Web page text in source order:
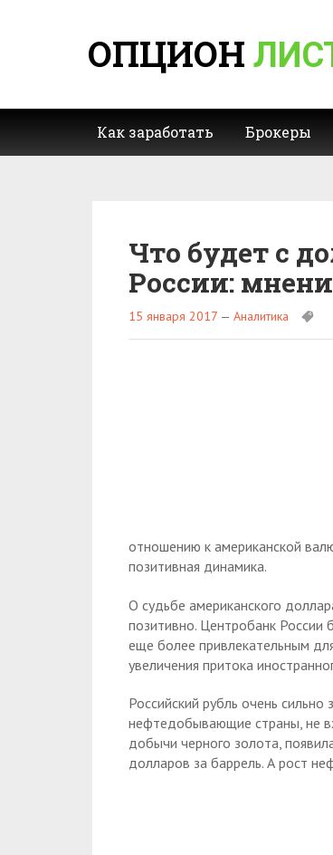
ОПЦИОН
Как заработать Брокеры
Что будет с
России:
15 января 2017 — Аналитика
отношению к американской
позитивная динамика.
О судьбе американского
позитивно. Центробанк России
еще более привлекательным
увеличения притока
Российский рубль очень
нефтедобывающие страны, не
добычи черного золота,
долларов за баррель. А рост